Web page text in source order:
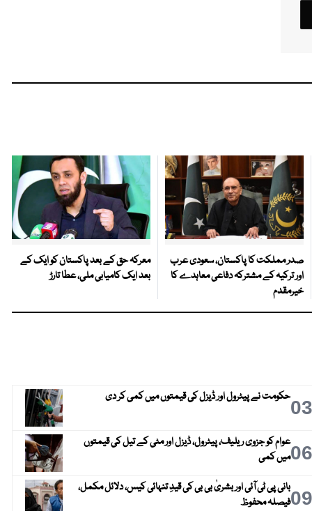
صدر مملکت کا پاکستان، سعودی عرب
اور ترکیہ کے مشترکہ دفاعی معاہدے کا
خیرمقدم
معرکہ حق کے بعد پاکستان کو ایک کے
بعد ایک کامیابی ملی، عطا تارڑ
03حکومت نے پیٹرول اور ڈیزل کی قیمتوں میں کمی کر دی
06عوام کو جزوی ریلیف، پیٹرول، ڈیزل اور مٹی کے تیل کی قیمتوں
میں کمی
09بانی پی ٹی آئی اور بشریٰ بی بی کی قیدِ تنہائی کیس، دلائل مکمل،
فیصلہ محفوظ